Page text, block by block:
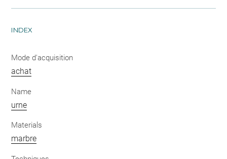
INDEX
Mode d'acquisition
achat
Name
urne
Materials
marbre